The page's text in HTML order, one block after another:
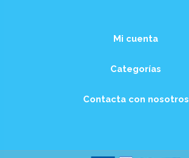
Mi cuenta
Categorías
Contacta con nosotros